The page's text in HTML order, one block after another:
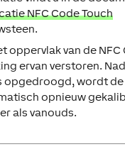
NFC Code Touch
oppervlak van de NFC
ervan verstoren.
opgedroogd, wordt de
opnieuw
als vanouds.